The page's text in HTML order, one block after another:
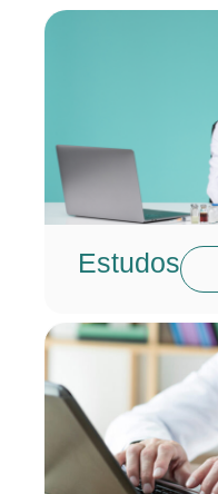
Estudos